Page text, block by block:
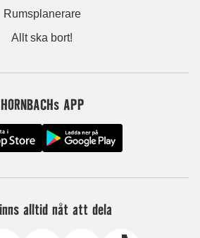
Rumsplanerare
Allt ska bort!
HORNBACHs APP
alltid nåt att dela